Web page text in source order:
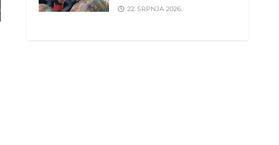
22. SRPNJA 2026.